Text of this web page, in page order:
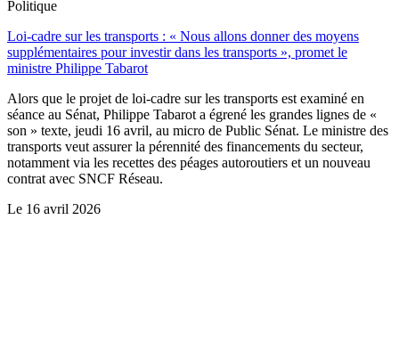
Politique
Loi-cadre sur les transports : « Nous allons donner des moyens
supplémentaires pour investir dans les transports », promet le
ministre Philippe Tabarot
Alors que le projet de loi-cadre sur les transports est examiné en
séance au Sénat, Philippe Tabarot a égrené les grandes lignes de «
son » texte, jeudi 16 avril, au micro de Public Sénat. Le ministre des
transports veut assurer la pérennité des financements du secteur,
notamment via les recettes des péages autoroutiers et un nouveau
contrat avec SNCF Réseau.
Le 16 avril 2026